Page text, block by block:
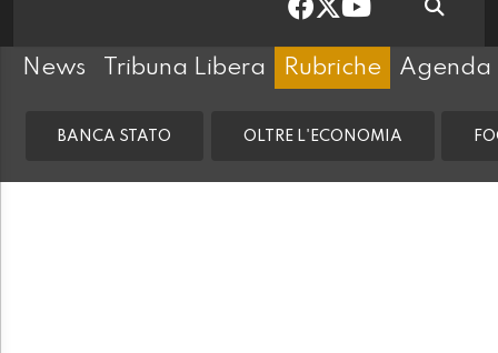
News Tribuna Libera Rubriche Agenda
BANCA STATO OLTRE L'ECONOMIA